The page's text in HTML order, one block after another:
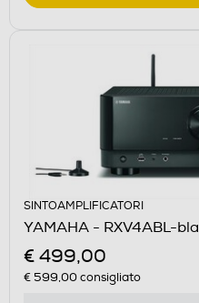
SINTOAMPLIFICATORI
YAMAHA - RXV4ABL-
€ 499,00
€ 599,00consigliato